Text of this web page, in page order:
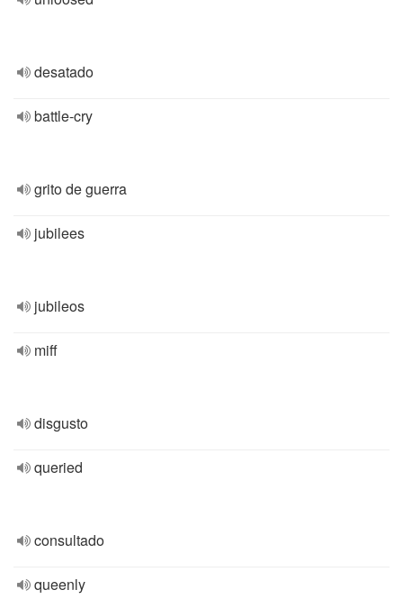
desatado
battle-cry
grito de guerra
jubilees
jubileos
miff
disgusto
queried
consultado
queenly